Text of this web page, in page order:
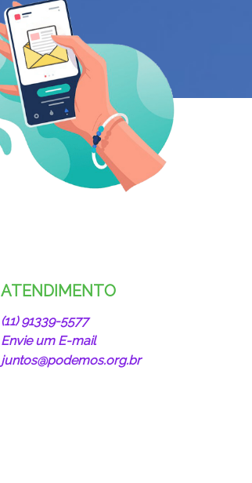
ATENDIMENTO
(11) 91339-5577
Envie um E-mail
juntos@podemos.org.br